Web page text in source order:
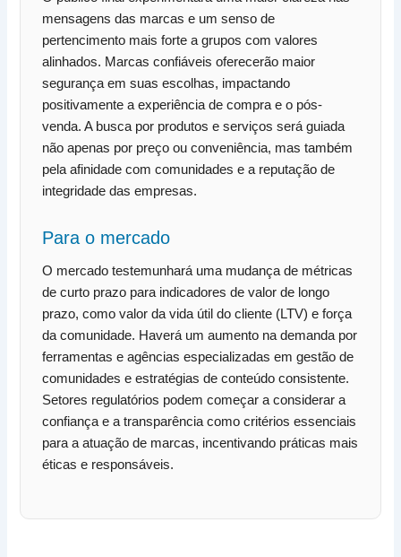
mensagens das marcas e um senso de
pertencimento mais forte a grupos com valores
alinhados. Marcas confiáveis oferecerão maior
segurança em suas escolhas, impactando
positivamente a experiência de compra e o pós-
venda. A busca por produtos e serviços será guiada
não apenas por preço ou conveniência, mas também
pela afinidade com comunidades e a reputação de
integridade das empresas.
Para o mercado
O mercado testemunhará uma mudança de métricas
de curto prazo para indicadores de valor de longo
prazo, como valor da vida útil do cliente (LTV) e força
da comunidade. Haverá um aumento na demanda por
ferramentas e agências especializadas em gestão de
comunidades e estratégias de conteúdo consistente.
Setores regulatórios podem começar a considerar a
confiança e a transparência como critérios essenciais
para a atuação de marcas, incentivando práticas mais
éticas e responsáveis.